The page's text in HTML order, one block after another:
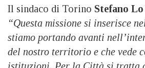
Il sindaco di Torino Stefano Lo
“Questa missione si inserisce
stiamo portando avanti
del nostro territorio e che vede